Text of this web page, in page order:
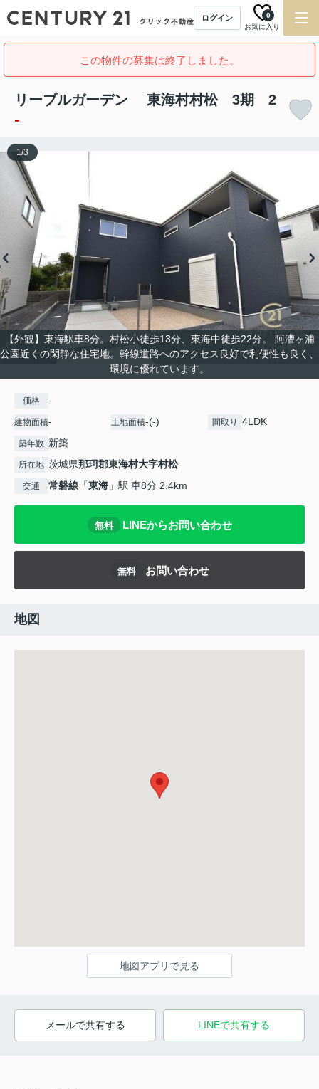
ログイン
お気に入り
0
この物件の募集は終了しました。
リーブルガーデン 東海村村松 3期 2
-
【外観】東海駅車8分。村松小徒歩13分、東海中徒歩22分。 阿漕ヶ浦
公園近くの閑静な住宅地。幹線道路へのアクセス良好で利便性も良く、
環境に優れています。
1/3
価格 -
建物面積- 土地面積-(-) 間取り 4LDK
築年数 新築
所在地 茨城県那珂郡東海村大字村松
交通 常磐線 「東海 」駅 車8分 2.4km
無料 LINEからお問い合わせ
無料 お問い合わせ
地図
地図アプリで見る
メールで共有する LINEで共有する